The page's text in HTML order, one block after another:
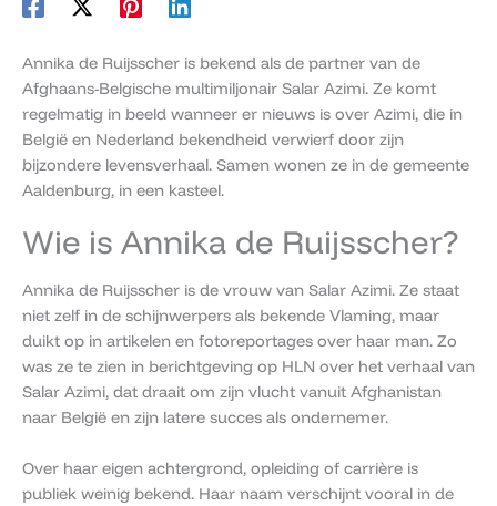
Annika de Ruijsscher is bekend als de partner van de
Afghaans-Belgische multimiljonair Salar Azimi. Ze komt
regelmatig in beeld wanneer er nieuws is over Azimi, die in
België en Nederland bekendheid verwierf door zijn
bijzondere levensverhaal. Samen wonen ze in de gemeente
Aaldenburg, in een kasteel.
Wie is Annika de Ruijsscher?
Annika de Ruijsscher is de vrouw van Salar Azimi. Ze staat
niet zelf in de schijnwerpers als bekende Vlaming, maar
duikt op in artikelen en fotoreportages over haar man. Zo
was ze te zien in berichtgeving op HLN over het verhaal van
Salar Azimi, dat draait om zijn vlucht vanuit Afghanistan
naar België en zijn latere succes als ondernemer.
Over haar eigen achtergrond, opleiding of carrière is
publiek weinig bekend. Haar naam verschijnt vooral in de